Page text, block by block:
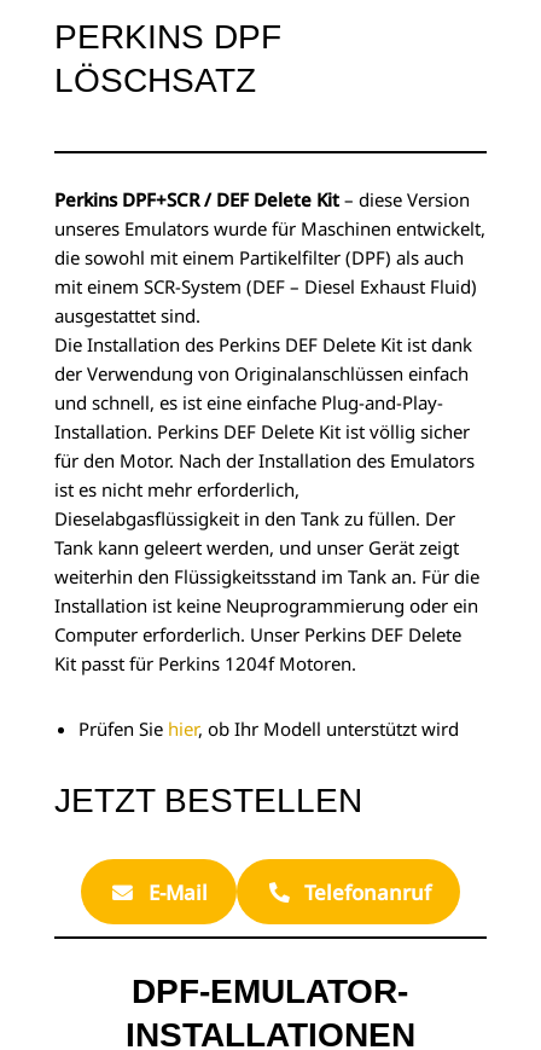
PERKINS DPF
LÖSCHSATZ
Perkins DPF+SCR / DEF Delete Kit– diese Version
unseres Emulators wurde für Maschinen entwickelt,
die sowohl mit einem Partikelfilter (DPF) als auch
mit einem SCR-System (DEF – Diesel Exhaust Fluid)
ausgestattet sind.
Die Installation des Perkins DEF Delete Kit ist dank
der Verwendung von Originalanschlüssen einfach
und schnell, es ist eine einfache Plug-and-Play-
Installation. Perkins DEF Delete Kit ist völlig sicher
für den Motor. Nach der Installation des Emulators
ist es nicht mehr erforderlich,
Dieselabgasflüssigkeit in den Tank zu füllen. Der
Tank kann geleert werden, und unser Gerät zeigt
weiterhin den Flüssigkeitsstand im Tank an. Für die
Installation ist keine Neuprogrammierung oder ein
Computer erforderlich. Unser Perkins DEF Delete
Kit passt für Perkins 1204f Motoren.
Prüfen Sie hier, ob Ihr Modell unterstützt wird
JETZT BESTELLEN
E-Mail Telefonanruf
DPF-EMULATOR-
INSTALLATIONEN